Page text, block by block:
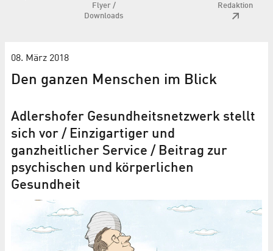
Flyer /
Downloads
Redaktion
08. März 2018
Den ganzen Menschen im Blick
Adlershofer Gesundheits­netzwerk stellt
sich vor / Einzigartiger und
ganzheitlicher Service / Beitrag zur
psychischen und körperlichen
Gesundheit